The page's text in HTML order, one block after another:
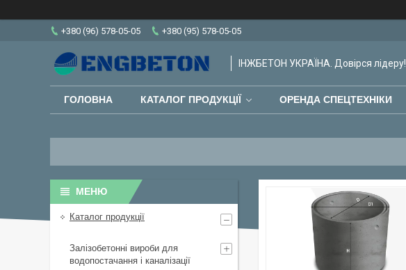
+380 (96) 578-05-05 +380 (95) 578-05-05
ІНЖБЕТОН УКРАЇНА. Довірся лідеру!
ГОЛОВНА КАТАЛОГ ПРОДУКЦІЇ ОРЕНДА СПЕЦТЕХНІКИ
Каталог продукції
Залізобетонні вироби для
водопостачання і каналізації